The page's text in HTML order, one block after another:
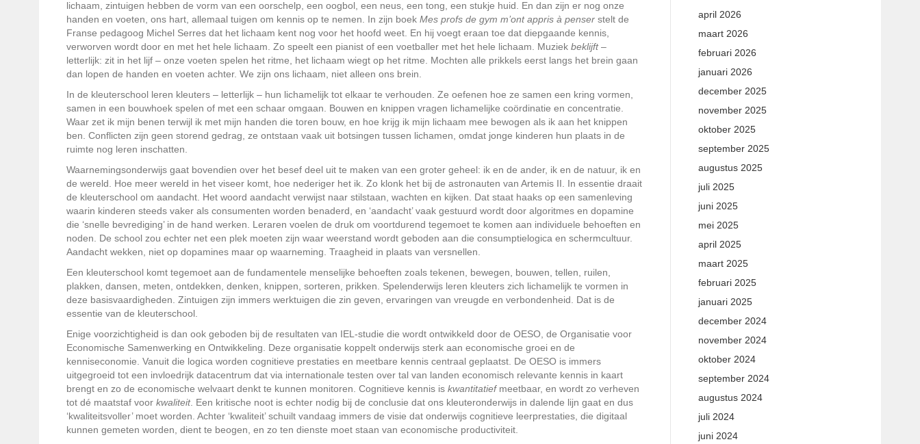
lichaam, zintuigen hebben de vorm van een oorschelp, een oogbol, een neus, een tong, een stukje huid. En dan zijn er nog onze
handen en voeten, ons hart, allemaal tuigen om kennis op te nemen. In zijn boek Mes profs de gym m’ont appris à penser stelt de
Franse pedagoog Michel Serres dat het lichaam kent nog voor het hoofd weet. En hij voegt eraan toe dat diepgaande kennis,
verworven wordt door en met het hele lichaam. Zo speelt een pianist of een voetballer met het hele lichaam. Muziek beklijft–
letterlijk: zit in het lijf – onze voeten spelen het ritme, het lichaam wiegt op het ritme. Mochten alle prikkels eerst langs het brein gaan
dan lopen de handen en voeten achter. We zijn ons lichaam, niet alleen ons brein.
In de kleuterschool leren kleuters – letterlijk – hun lichamelijk tot elkaar te verhouden. Ze oefenen hoe ze samen een kring vormen,
samen in een bouwhoek spelen of met een schaar omgaan. Bouwen en knippen vragen lichamelijke coördinatie en concentratie.
Waar zet ik mijn benen terwijl ik met mijn handen die toren bouw, en hoe krijg ik mijn lichaam mee bewogen als ik aan het knippen
ben. Conflicten zijn geen storend gedrag, ze ontstaan vaak uit botsingen tussen lichamen, omdat jonge kinderen hun plaats in de
ruimte nog leren inschatten.
Waarnemingsonderwijs gaat bovendien over het besef deel uit te maken van een groter geheel: ik en de ander, ik en de natuur, ik en
de wereld. Hoe meer wereld in het viseer komt, hoe nederiger het ik. Zo klonk het bij de astronauten van Artemis II. In essentie draait
de kleuterschool om aandacht. Het woord aandacht verwijst naar stilstaan, wachten en kijken. Dat staat haaks op een samenleving
waarin kinderen steeds vaker als consumenten worden benaderd, en ‘aandacht’ vaak gestuurd wordt door algoritmes en dopamine
die ‘snelle bevrediging’ in de hand werken. Leraren voelen de druk om voortdurend tegemoet te komen aan individuele behoeften en
noden. De school zou echter net een plek moeten zijn waar weerstand wordt geboden aan die consumptielogica en schermcultuur.
Aandacht wekken, niet op dopamines maar op waarneming. Traagheid in plaats van versnellen.
Een kleuterschool komt tegemoet aan de fundamentele menselijke behoeften zoals tekenen, bewegen, bouwen, tellen, ruilen,
plakken, dansen, meten, ontdekken, denken, knippen, sorteren, prikken. Spelenderwijs leren kleuters zich lichamelijk te vormen in
deze basisvaardigheden. Zintuigen zijn immers werktuigen die zin geven, ervaringen van vreugde en verbondenheid. Dat is de
essentie van de kleuterschool.
Enige voorzichtigheid is dan ook geboden bij de resultaten van IEL-studie die wordt ontwikkeld door de OESO, de Organisatie voor
Economische Samenwerking en Ontwikkeling. Deze organisatie koppelt onderwijs sterk aan economische groei en de
kenniseconomie. Vanuit die logica worden cognitieve prestaties en meetbare kennis centraal geplaatst. De OESO is immers
uitgegroeid tot een invloedrijk datacentrum dat via internationale testen over tal van landen economisch relevante kennis in kaart
brengt en zo de economische welvaart denkt te kunnen monitoren. Cognitieve kennis is kwantitatiefmeetbaar, en wordt zo verheven
tot dé maatstaf voor kwaliteit. Een kritische noot is echter nodig bij de conclusie dat ons kleuteronderwijs in dalende lijn gaat en dus
‘kwaliteitsvoller’ moet worden. Achter ‘kwaliteit’ schuilt vandaag immers de visie dat onderwijs cognitieve leerprestaties, die digitaal
kunnen gemeten worden, dient te beogen, en zo ten dienste moet staan van economische productiviteit.
april 2026
maart 2026
februari 2026
januari 2026
december 2025
november 2025
oktober 2025
september 2025
augustus 2025
juli 2025
juni 2025
mei 2025
april 2025
maart 2025
februari 2025
januari 2025
december 2024
november 2024
oktober 2024
september 2024
augustus 2024
juli 2024
juni 2024